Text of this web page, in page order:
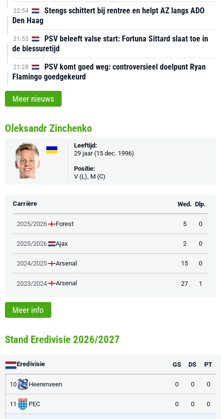
22:54
Stengs schittert bij rentree en helpt AZ langs ADO
Den Haag
21:55
PSV beleeft valse start: Fortuna Sittard slaat toe in
de blessuretijd
21:28
PSV komt goed weg: controversieel doelpunt Ryan
Flamingo goedgekeurd
Meer nieuws
Oleksandr Zinchenko
Leeftijd:
29 jaar (15 dec. 1996)
Positie:
V (L), M (C)
Carrière Wed. Dlp.
2025/2026 Forest 5 0
2025/2026 Ajax 2 0
2024/2025 Arsenal 15 0
2023/2024 Arsenal 27 1
Meer info
Stand Eredivisie 2026/2027
Eredivisie GS DS PT
10 Heerenveen 0 0 0
11 PEC 0 0 0